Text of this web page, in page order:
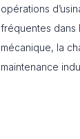
A
p
p
b
o
o
di
t
o
d
o
opérations
fréquentes dans
mécanique, la
maintenance